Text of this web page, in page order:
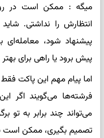
میگه : ممکن است در
انتظارش را نداشتی.
پیشنهاد شود،
پیش برود یا راهی برای
اما پیام مهم این پاکت
فرشته‌ها می‌گویند اگر
می‌تواند چند برابر به تو
تصمیم بگیری، ممکن است